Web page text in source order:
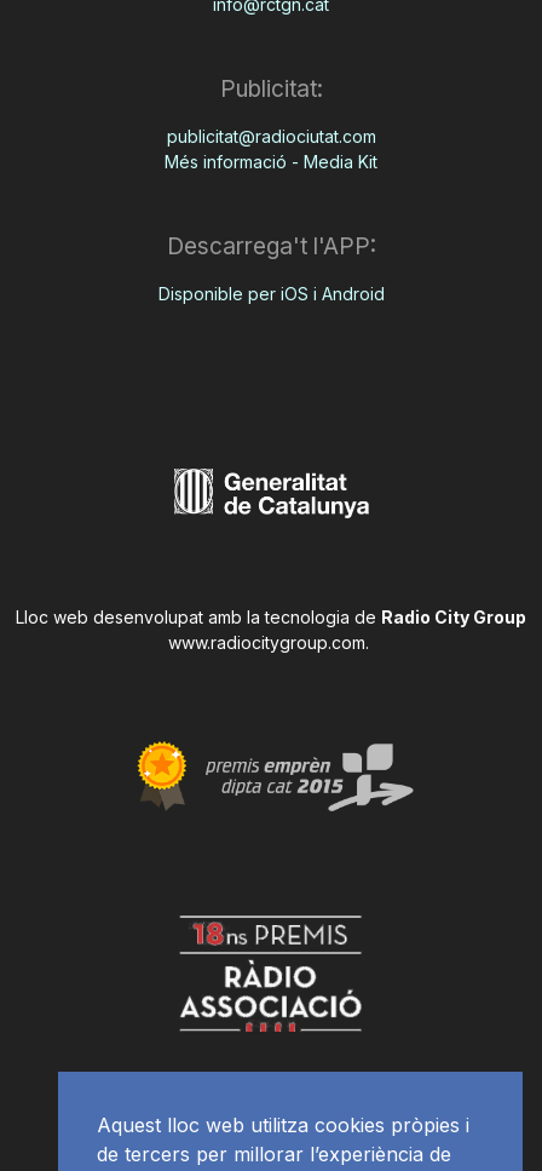
info@rctgn.cat
Publicitat:
publicitat@radiociutat.com
Més informació - Media Kit
Descarrega't l'APP:
Disponible per iOS i Android
Lloc web desenvolupat amb la tecnologia de Radio City Group
www.radiocitygroup.com.
Aquest lloc web utilitza cookies pròpies i
de tercers per millorar l’experiència de